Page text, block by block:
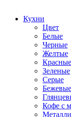
Кухни
Цвет
Белые
Черные
Желтые
Красные
Зеленые
Серые
Бежевые
Кофе с